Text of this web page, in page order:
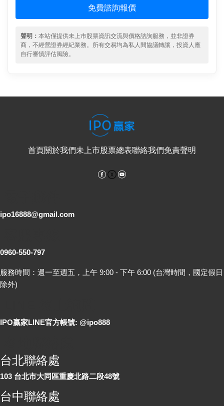
免費諮詢報價
聲明： 本站僅提供未上市股票資訊交流與價格諮詢服務，並非證券
商，不經營證券經紀業務。所有交易均為私人間協議轉讓，投資人應
自行審慎評估風險。
首頁關於我們未上市股票總表聯絡我們免責聲明
Facebook
ipo16888@gmail.com
0960-550-797
服務時間：週一至週五，上午 9:00 - 下午 6:00 (台灣時間，國定假日
除外)
IPO贏家LINE官方帳號: @ipo888
台北聯絡處
103 台北市大同區重慶北路二段48號
台中聯絡處